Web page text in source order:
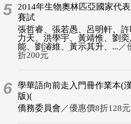
5 2014年生物奧林匹亞國家代
賽試
張哲睿、張若愚、呂明軒、
力天、洪學宇、黃靖惟、劉
能、劉濬維、黃示其升、... ／
折200元
6 學華語向前走入門冊作業本(
版)(
僑務委員會 ／優惠價8折128元